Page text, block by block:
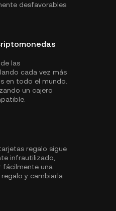
desfavorables
las
cada vez más
en todo el mundo.
un cajero
regalo sigue
infrautilizado,
fácilmente una
y cambiarla